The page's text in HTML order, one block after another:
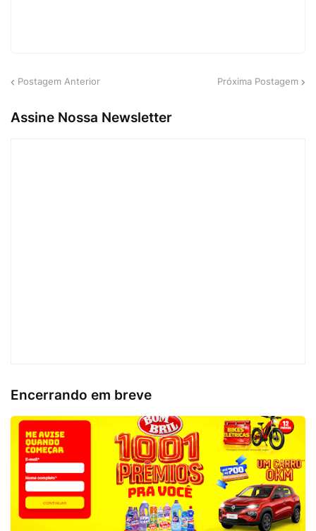
Postagem Anterior Próxima Postagem
Assine Nossa Newsletter
Encerrando em breve